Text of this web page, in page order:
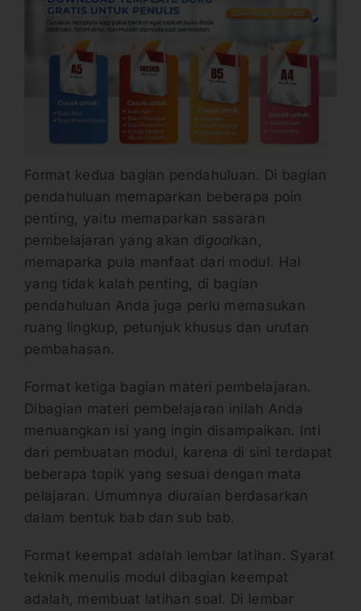
Format kedua bagian pendahuluan. Di bagian
pendahuluan memaparkan beberapa poin
penting, yaitu memaparkan sasaran
pembelajaran yang akan digoalkan,
memaparka pula manfaat dari modul. Hal
yang tidak kalah penting, di bagian
pendahuluan Anda juga perlu memasukan
ruang lingkup, petunjuk khusus dan urutan
pembahasan.
Format ketiga bagian materi pembelajaran.
Dibagian materi pembelajaran inilah Anda
menuangkan isi yang ingin disampaikan. Inti
dari pembuatan modul, karena di sini terdapat
beberapa topik yang sesuai dengan mata
pelajaran. Umumnya diuraian berdasarkan
dalam bentuk bab dan sub bab.
Format keempat adalah lembar latihan. Syarat
teknik menulis modul dibagian keempat
adalah, membuat latihan soal. Di lembar